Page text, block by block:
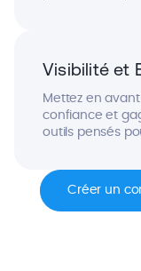
Visibilité et
Mettez en
confiance et
outils pensés
Créer un